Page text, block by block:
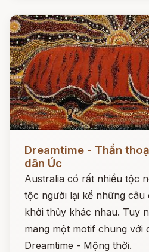
Dreamtime - Thần
dân Úc
Australia có rất nhiều tộc
tộc người lại kể những
khởi thủy khác nhau. Tuy
mang một motif chung với
Dreamtime - Mộng thời.